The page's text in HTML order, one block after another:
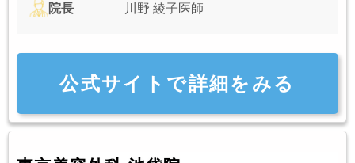
院長
川野 綾子医師
公式サイトで詳細をみる